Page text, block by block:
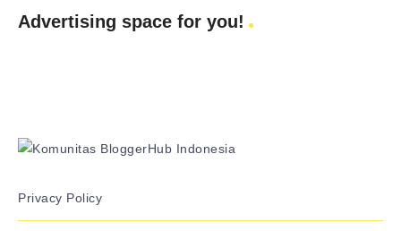
Advertising space for you!
Privacy Policy